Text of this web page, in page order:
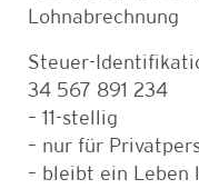
Lohnabrechnung
Steuer-
34 567 891 234
– 11-stellig
– nur für
– bleibt ein Leben